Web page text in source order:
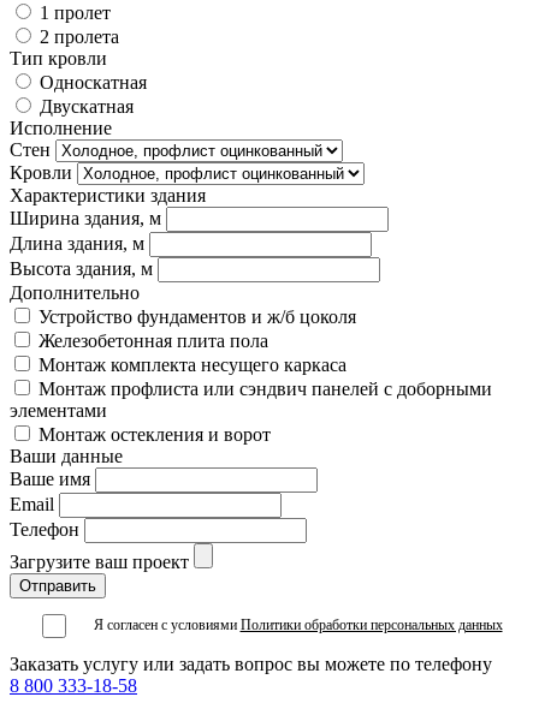
1 пролет
2 пролета
Тип кровли
Односкатная
Двускатная
Исполнение
Стен
Кровли
Характеристики здания
Ширина здания, м
Длина здания, м
Высота здания, м
Дополнительно
Устройство фундаментов и ж/б цоколя
Железобетонная плита пола
Монтаж комплекта несущего каркаса
Монтаж профлиста или сэндвич панелей с доборными
элементами
Монтаж остекления и ворот
Ваши данные
Ваше имя
Email
Телефон
Загрузите ваш проект
Я согласен с условиями Политики обработки персональных данных
Заказать услугу или задать вопрос вы можете по телефону
8 800 333-18-58